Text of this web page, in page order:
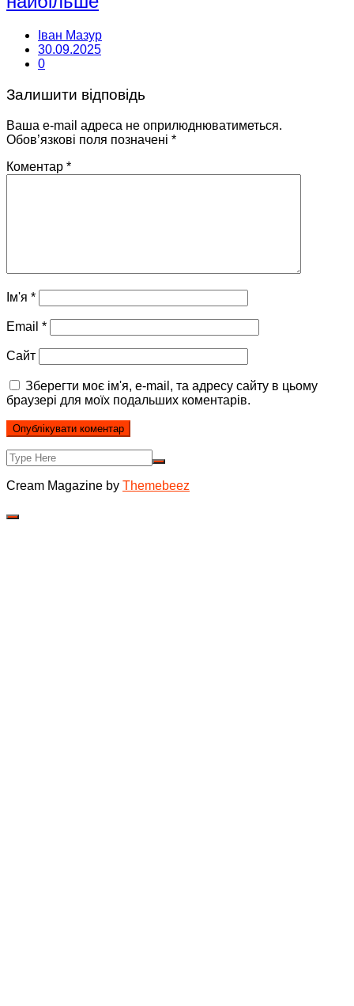
Іван Мазур
30.09.2025
0
Залишити відповідь
Ваша e-mail адреса не оприлюднюватиметься.
Обов’язкові поля позначені *
Коментар *
Ім'я *
Email *
Сайт
Зберегти моє ім'я, e-mail, та адресу сайту в цьому
браузері для моїх подальших коментарів.
Cream Magazine by Themebeez